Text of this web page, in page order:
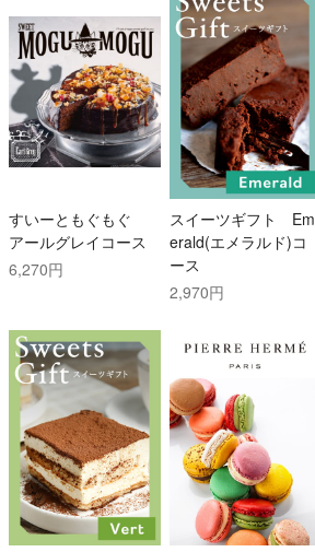
すいーともぐもぐ
アールグレイコース
6,270円
スイーツギフト Em
erald(エメラルド)コ
ース
2,970円